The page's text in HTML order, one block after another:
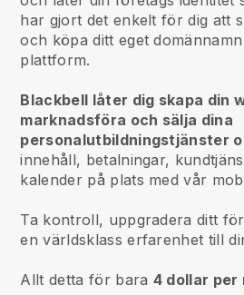
har gjort det enkelt för dig att
och köpa ditt eget
plattform.
Blackbell låter dig skapa din
marknadsföra och sälja dina
personalutbildningstjänster
innehåll, betalningar,
kalender på plats med vår
Ta kontroll, uppgradera ditt
en världsklass erfarenhet till
Allt detta för bara 4 dollar per